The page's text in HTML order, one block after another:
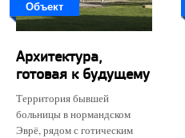
Объект
Архитектура,
готовая к будущему
Территория бывшей
больницы в нормандском
Эврё, рядом с готическим